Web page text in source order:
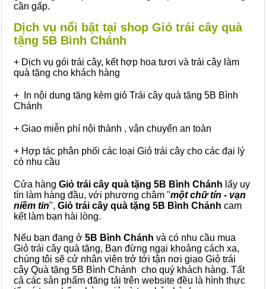
cần gấp.
Dịch vụ nổi bật tại shop Giỏ trái cây quà
tặng 5B Bình Chánh
+ Dịch vụ gói trái cây, kết hợp hoa tươi và trái cây làm
quà tặng cho khách hàng
+ In nội dung tặng kèm giỏ Trái cây quà tặng 5B Bình
Chánh
+ Giao miễn phí nội thành , vận chuyển an toàn
+ Hợp tác phân phối các loại Giỏ trái cây cho các đại lý
có nhu cầu
Cửa hàng Giỏ trái cây quà tặng 5B Bình Chánh lấy uy
tín làm hàng đầu, với phương châm "một chữ tín - vạn
niềm tin", Giỏ trái cây quà tặng 5B Bình Chánh cam
kết làm bạn hài lòng.
Nếu bạn đang ở 5B Bình Chánh và có nhu cầu mua
Giỏ trái cây quà tặng, Bạn đừng ngại khoảng cách xa,
chúng tôi sẽ cử nhân viên trở tới tận nơi giao Giỏ trái
cây Quà tặng 5B Bình Chánh cho quý khách hàng. Tất
cả các sản phẩm đăng tải trên website đều là hình thực